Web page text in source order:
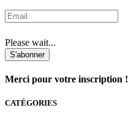
Please wait...
S'abonner
Merci pour votre inscription !
CATÉGORIES